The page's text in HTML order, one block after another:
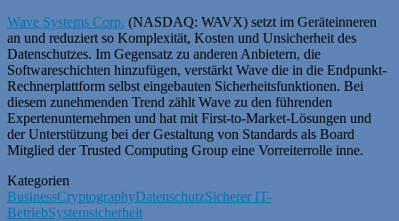
Wave Systems Corp. (NASDAQ: WAVX) setzt im Geräteinneren
an und reduziert so Komplexität, Kosten und Unsicherheit des
Datenschutzes. Im Gegensatz zu anderen Anbietern, die
Softwareschichten hinzufügen, verstärkt Wave die in die Endpunkt-
Rechnerplattform selbst eingebauten Sicherheitsfunktionen. Bei
diesem zunehmenden Trend zählt Wave zu den führenden
Expertenunternehmen und hat mit First-to-Market-Lösungen und
der Unterstützung bei der Gestaltung von Standards als Board
Mitglied der Trusted Computing Group eine Vorreiterrolle inne.
Kategorien
BusinessCryptographyDatenschutzSicherer IT-
BetriebSystemsicherheit